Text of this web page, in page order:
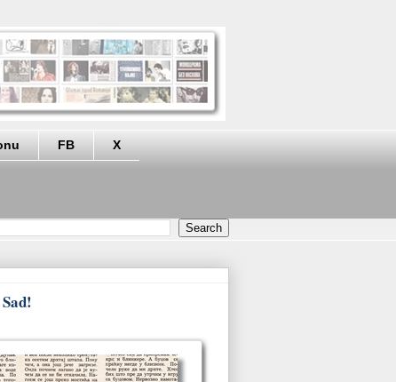
FB X